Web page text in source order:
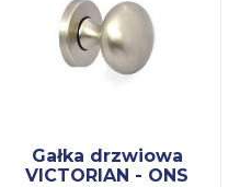
Gałka drzwiowa
VICTORIAN - ONS